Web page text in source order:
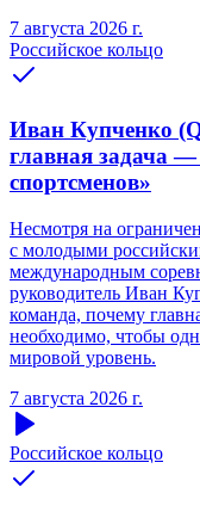
7 августа 2026 г.
Российское кольцо
Иван Купченко
главная задача
спортсменов»
Несмотря на
с молодыми
международным
руководитель Иван
команда, почему
необходимо, чтобы
мировой уровень.
7 августа 2026 г.
Российское кольцо